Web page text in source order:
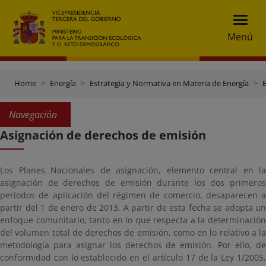
Menú
Home Energía Estrategia y Normativa en Materia de Energía
Navegación
Asignación de derechos de emisión
Los Planes Nacionales de asignación, elemento central en la
asignación de derechos de emisión durante los dos primeros
períodos de aplicación del régimen de comercio, desaparecen a
partir del 1 de enero de 2013. A partir de esta fecha se adopta un
enfoque comunitario, tanto en lo que respecta a la determinación
del volumen total de derechos de emisión, como en lo relativo a la
metodología para asignar los derechos de emisión. Por ello, de
conformidad con lo establecido en el artículo 17 de la Ley 1/2005,